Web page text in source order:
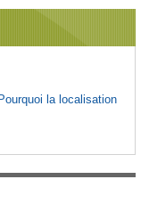
la localisation